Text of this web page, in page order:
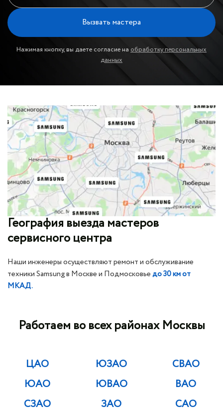
Вызвать мастера
Нажимая кнопку, вы даете согласие на обработку персональных
данных
География выезда мастеров
сервисного центра
Наши инженеры осуществляют ремонт и обслуживание
техники Samsung в Москве и Подмосковьедо 30 км от
МКАД.
Работаем во всех районах Москвы
ЦАО ЮЗАО
СВАО
ЮАО
ЮВАО
ВАО
СЗАО
ЗАО САО